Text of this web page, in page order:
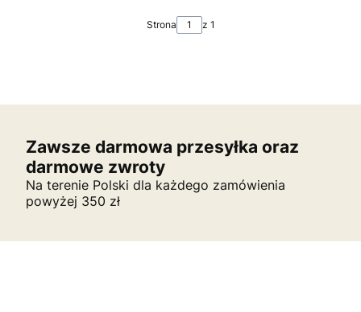
Strona z 1
Zawsze darmowa przesyłka oraz
darmowe zwroty
Na terenie Polski dla każdego zamówienia
powyżej 350 zł